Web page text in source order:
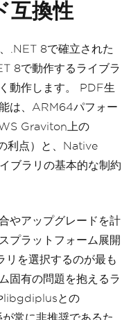
互換性
.NET 8で確立された
8で動作するライブラ
動作します。 PDF生
は、ARM64パフォー
Graviton上の
利点）と、Native
ブラリの基本的な制約
やアップグレードを計
プラットフォーム展開
リを選択するのが最も
固有の問題を抱えるラ
libgdiplusとの
常に非推奨であるた